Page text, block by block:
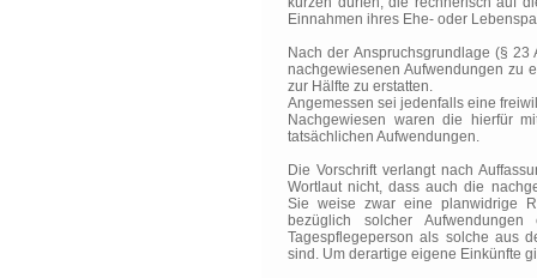
Einnahmen ihres Ehe- oder
Nach der Anspruchsgrundlage (§
nachgewiesenen Aufwendungen zu
zur Hälfte zu erstatten.
Angemessen sei jedenfalls eine
Nachgewiesen waren die hierfür
tatsächlichen Aufwendungen.
Die Vorschrift verlangt nach
Wortlaut nicht, dass auch die
Sie weise zwar eine planwidrige
bezüglich solcher
Tagespflegeperson als solche aus
sind. Um derartige eigene Einkünfte